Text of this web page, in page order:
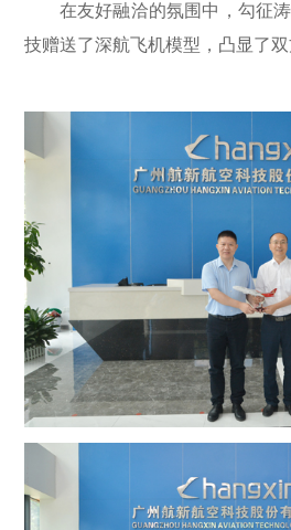
在友好融洽的氛围中，勾征
技赠送了深航飞机模型，凸显了双